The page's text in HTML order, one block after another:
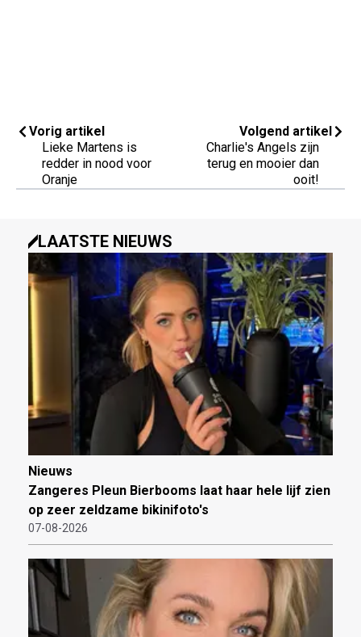
Vorig artikel
Lieke Martens is
redder in nood voor
Oranje
Volgend artikel
Charlie's Angels zijn
terug en mooier dan
ooit!
LAATSTE NIEUWS
Nieuws
Zangeres Pleun Bierbooms laat haar hele lijf zien
op zeer zeldzame bikinifoto's
07-08-2026